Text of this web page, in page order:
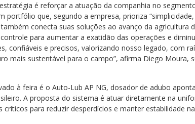
é reforçar a atuação da companhia no
portfólio que, segundo a empresa, prioriza
conecta suas soluções ao avanço da agricultura
para aumentar a exatidão das operações e
confiáveis e precisos, valorizando nosso legado, com
mais sustentável para o campo”, afirma Diego Moura,
à feira é o Auto-Lub AP NG, dosador de adubo
A proposta do sistema é atuar diretamente na
para reduzir desperdícios e manter estabilidade